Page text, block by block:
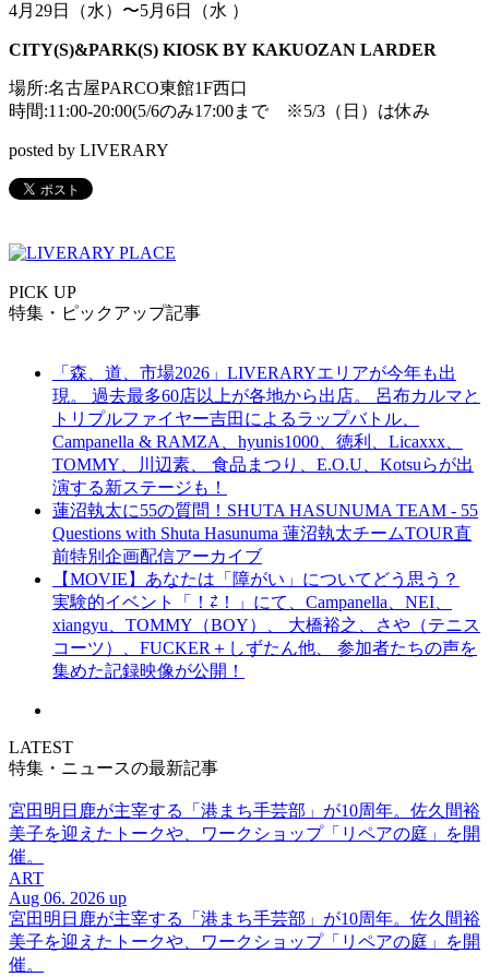
4月29日（水）〜5月6日（水 ）
CITY(S)&PARK(S) KIOSK BY KAKUOZAN LARDER
場所:名古屋PARCO東館1F西口
時間:11:00-20:00(5/6のみ17:00まで ※5/3（日）は休み
posted by LIVERARY
PICK UP
特集・ピックアップ記事
「森、道、市場2026」LIVERARYエリアが今年も出
現。 過去最多60店以上が各地から出店。 呂布カルマと
トリプルファイヤー吉田によるラップバトル、
Campanella & RAMZA、hyunis1000、徳利、Licaxxx、
TOMMY、川辺素、 食品まつり、E.O.U、Kotsuらが出
演する新ステージも！
蓮沼執太に55の質問！SHUTA HASUNUMA TEAM - 55
Questions with Shuta Hasunuma 蓮沼執太チームTOUR直
前特別企画配信アーカイブ
【MOVIE】あなたは「障がい」についてどう思う？
実験的イベント「！⇄！」にて、Campanella、NEI、
xiangyu、TOMMY（BOY）、 大橋裕之、さや（テニス
コーツ）、FUCKER＋しずたん他、 参加者たちの声を
集めた記録映像が公開！
LATEST
特集・ニュースの最新記事
宮田明日鹿が主宰する「港まち手芸部」が10周年。佐久間裕
美子を迎えたトークや、ワークショップ「リペアの庭」を開
催。
ART
Aug 06. 2026 up
宮田明日鹿が主宰する「港まち手芸部」が10周年。佐久間裕
美子を迎えたトークや、ワークショップ「リペアの庭」を開
催。